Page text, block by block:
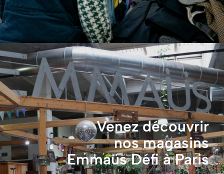
Venez découvrir
nos magasins
Emmaüs Défi à Paris